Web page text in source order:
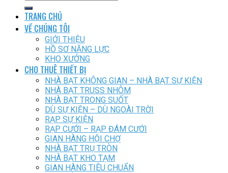
TRANG CHỦ
VỀ CHÚNG TÔI
GIỚI THIỆU
HỒ SƠ NĂNG LỰC
KHO XƯỞNG
CHO THUÊ THIẾT BỊ
NHÀ BẠT KHÔNG GIAN – NHÀ BẠT SỰ KIỆN
NHÀ BẠT TRUSS NHÔM
NHÀ BẠT TRONG SUỐT
DÙ SỰ KIỆN – DÙ NGOÀI TRỜI
RẠP SỰ KIỆN
RẠP CƯỚI – RẠP ĐÁM CƯỚI
GIAN HÀNG HỘI CHỢ
NHÀ BẠT TRỤ TRÒN
NHÀ BẠT KHO TẠM
GIAN HÀNG TIÊU CHUẨN